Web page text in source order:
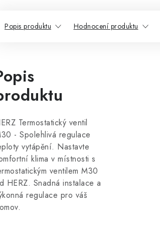
Popis produktu Hodnocení produktu
Termostatický ventil
- Spolehlivá regulace
vytápění. Nastavte
klima v místnosti s
ventilem M30
HERZ. Snadná instalace a
regulace pro váš